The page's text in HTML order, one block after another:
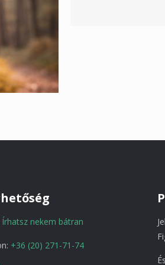
Írhatsz nekem bátran
+36 (20) 271-71-74